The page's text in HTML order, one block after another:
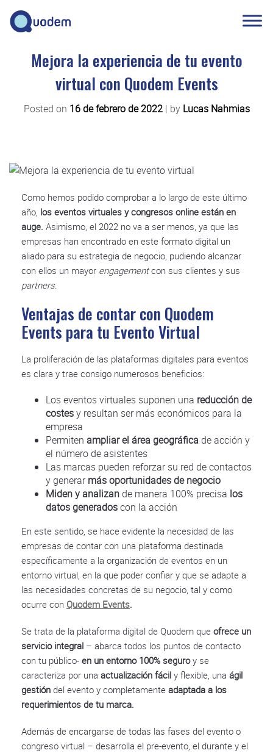
Mejora la experiencia de tu evento
virtual con Quodem Events
Posted on 16 de febrero de 2022| by Lucas Nahmias
Como hemos podido comprobar a lo largo de este último
año, los eventos virtuales y congresos online están en
auge. Asimismo, el 2022 no va a ser menos, ya que las
empresas han encontrado en este formato digital un
aliado para su estrategia de negocio, pudiendo alcanzar
con ellos un mayor engagementcon sus clientes y sus
partners.
Ventajas de contar con Quodem
Events para tu Evento Virtual
La proliferación de las plataformas digitales para eventos
es clara y trae consigo numerosos beneficios:
Los eventos virtuales suponen una reducción de
costesy resultan ser más económicos para la
empresa
Permiten ampliar el área geográficade acción y
el número de asistentes
Las marcas pueden reforzar su red de contactos
y generarmás oportunidades de negocio
Miden y analizande manera 100% precisa los
datos generadoscon la acción
En este sentido, se hace evidente la necesidad de las
empresas de contar con una plataforma destinada
específicamente a la organización de eventos en un
entorno virtual, en la que poder confiar y que se adapte a
las necesidades concretas de su negocio, tal y como
ocurre con Quodem Events.
Se trata de la plataforma digital de Quodem que ofrece un
servicio integral – abarca todos los puntos de contacto
con tu público- en un entorno 100% seguroy se
caracteriza por una actualización fácil y flexible, una ágil
gestión del evento y completamente adaptada a los
requerimientos de tu marca.
Además de encargarse de todas las fases del evento o
congreso virtual – desarrolla el pre-evento, el durante y el